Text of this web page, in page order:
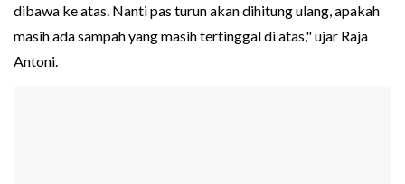
dibawa ke atas. Nanti pas turun akan dihitung ulang, apakah
masih ada sampah yang masih tertinggal di atas," ujar Raja
Antoni.